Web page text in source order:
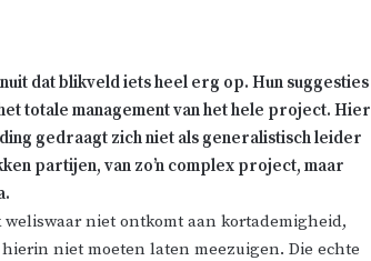
dat blikveld iets heel erg op. Hun suggesties
totale management van het hele project. Hier
gedraagt zich niet als generalistisch leider
partijen, van zo’n complex project, maar
niet ontkomt aan kortademigheid,
niet moeten laten meezuigen. Die echte